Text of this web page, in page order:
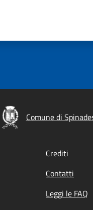
Comune di
Crediti
Contatti
Leggi le FAQ